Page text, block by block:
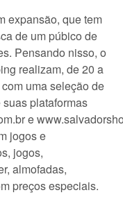
expansão, que tem
de um púbico de
Pensando nisso, o
realizam, de 20 a
uma seleção de
plataformas
e
jogos e
jogos,
almofadas,
preços especiais.